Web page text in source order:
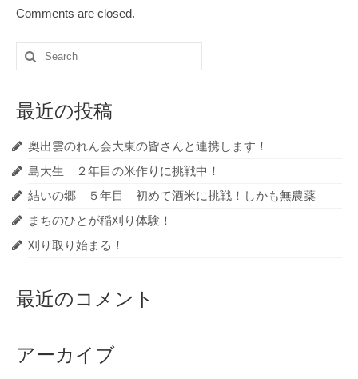
Comments are closed.
Search
for:
最近の投稿
奥出雲のれん会大東の皆さんと連携します！
島大生 ２年目の米作りに挑戦中！
結いの郷 ５年目 初めて酒米に挑戦！しかも無農薬
まちのひとが稲刈り体験！
刈り取り始まる！
最近のコメント
アーカイブ